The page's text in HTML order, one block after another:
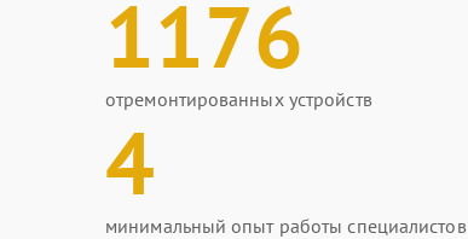
1176
отремонтированных устройств
4
минимальный опыт работы специалистов